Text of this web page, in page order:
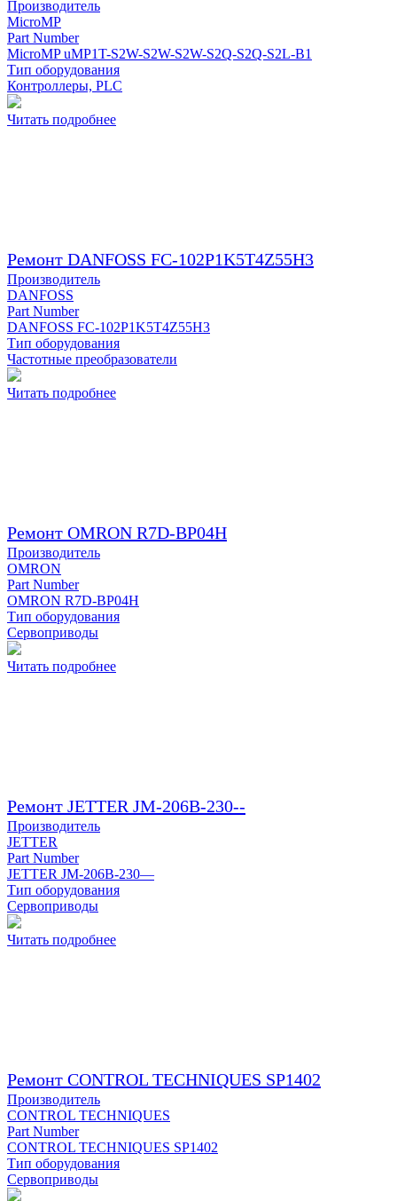
Производитель
MicroMP
Part Number
MicroMP uMP1T-S2W-S2W-S2W-S2Q-S2Q-S2L-B1
Тип оборудования
Контроллеры, PLC
Читать подробнее
Ремонт DANFOSS FC-102P1K5T4Z55H3
Производитель
DANFOSS
Part Number
DANFOSS FC-102P1K5T4Z55H3
Тип оборудования
Частотные преобразователи
Читать подробнее
Ремонт OMRON R7D-BP04H
Производитель
OMRON
Part Number
OMRON R7D-BP04H
Тип оборудования
Сервоприводы
Читать подробнее
Ремонт JETTER JM-206B-230--
Производитель
JETTER
Part Number
JETTER JM-206B-230—
Тип оборудования
Сервоприводы
Читать подробнее
Ремонт CONTROL TECHNIQUES SP1402
Производитель
CONTROL TECHNIQUES
Part Number
CONTROL TECHNIQUES SP1402
Тип оборудования
Сервоприводы